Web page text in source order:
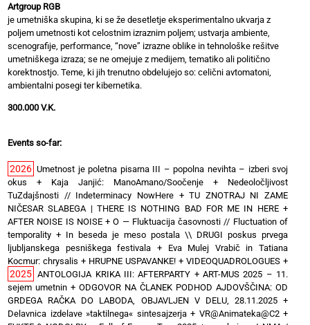
Artgroup RGB
je umetniška skupina, ki se že desetletje eksperimentalno ukvarja z
poljem umetnosti kot celostnim izraznim poljem; ustvarja ambiente,
scenografije, performance, “nove” izrazne oblike in tehnološke rešitve
umetniškega izraza; se ne omejuje z medijem, tematiko ali politično
korektnostjo. Teme, ki jih trenutno obdelujejo so: celični avtomatoni,
ambientalni posegi ter kibernetika.
300.000 V.K.
Events so-far:
2026 Umetnost je poletna pisarna III – popolna nevihta – izberi svoj
okus + Kaja Janjić: ManoAmano/Soočenje + Nedeoločljivost
TuZdajšnosti // Indeterminacy NowHere+TU ZNOTRAJ NI ZAME
NIČESAR SLABEGA | THERE IS NOTHING BAD FOR ME IN HERE+
AFTER NOISE IS NOISE+O — Fluktuacija časovnosti // Fluctuation of
temporality + In beseda je meso postala \\ DRUGI poskus prvega
ljubljanskega pesniškega festivala + Eva Mulej Vrabič in Tatiana
Kocmur: chrysalis + HRUPNE USPAVANKE! + VIDEOQUADROLOGUES +
2025 ANTOLOGIJA KRIKA III: AFTERPARTY +ART-MUS 2025 – 11.
sejem umetnin + ODGOVOR NA ČLANEK PODHOD AJDOVŠČINA: OD
GRDEGA RAČKA DO LABODA, OBJAVLJEN V DELU, 28.11.2025+
Delavnica izdelave »taktilnega« sintesajzerja+ VR@Animateka@C2+